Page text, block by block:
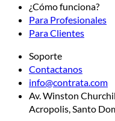
¿Cómo funciona?
Para Profesionales
Para Clientes
Soporte
Contactanos
info@contrata.com
Av. Winston
Acropolis, Santo